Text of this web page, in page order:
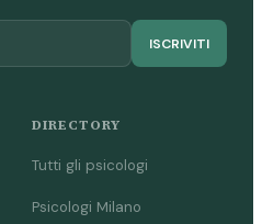
ISCRIVITI
DIRECTORY
Tutti gli psicologi
Psicologi Milano